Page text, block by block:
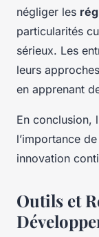
négliger les
particularités
sérieux. Les
leurs
en apprenant
En conclusion,
l’importance
innovation
Outils et